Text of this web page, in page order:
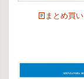
まとめ買い